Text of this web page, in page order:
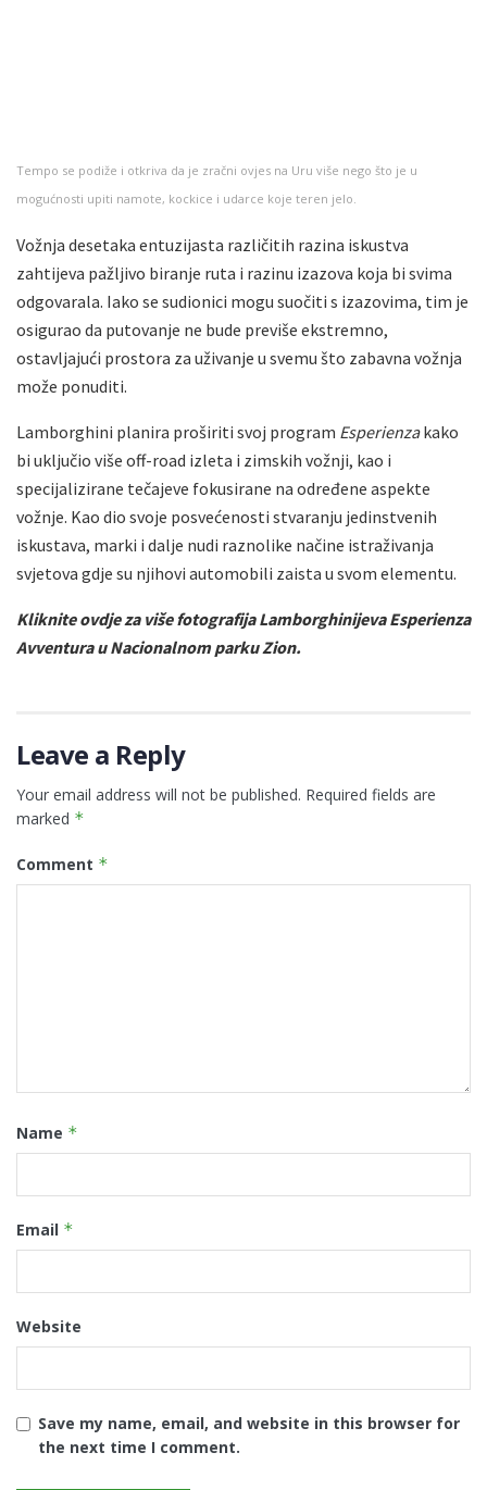
Tempo se podiže i otkriva da je zračni ovjes na Uru više nego što je u
mogućnosti upiti namote, kockice i udarce koje teren jelo.
Vožnja desetaka entuzijasta različitih razina iskustva
zahtijeva pažljivo biranje ruta i razinu izazova koja bi svima
odgovarala. Iako se sudionici mogu suočiti s izazovima, tim je
osigurao da putovanje ne bude previše ekstremno,
ostavljajući prostora za uživanje u svemu što zabavna vožnja
može ponuditi.
Lamborghini planira proširiti svoj program Esperienzakako
bi uključio više off-road izleta i zimskih vožnji, kao i
specijalizirane tečajeve fokusirane na određene aspekte
vožnje. Kao dio svoje posvećenosti stvaranju jedinstvenih
iskustava, marki i dalje nudi raznolike načine istraživanja
svjetova gdje su njihovi automobili zaista u svom elementu.
Kliknite ovdje za više fotografija Lamborghinijeva Esperienza
Avventura u Nacionalnom parku Zion.
Leave a Reply
Your email address will not be published. Required fields are
marked *
Comment *
Name *
Email *
Website
Save my name, email, and website in this browser for
the next time I comment.